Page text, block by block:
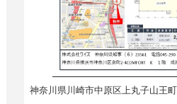
神奈川県川崎市中原区上丸子山王